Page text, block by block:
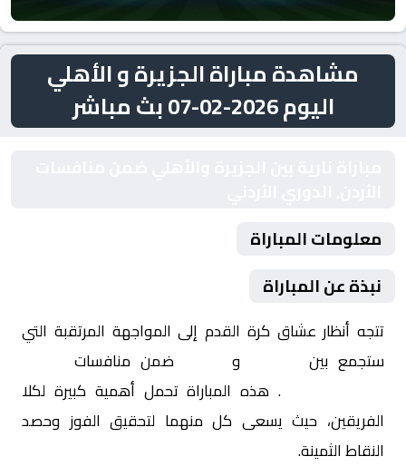
مشاهدة مباراة الجزيرة و الأهلي
اليوم 2026-02-07 بث مباشر
معلومات المباراة
نبذة عن المباراة
تتجه أنظار عشاق كرة القدم إلى المواجهة المرتقبة التي
ستجمع بين
و ضمن منافسات
. هذه المباراة تحمل أهمية كبيرة لكلا
الفريقين، حيث يسعى كل منهما لتحقيق الفوز وحصد
النقاط الثمينة.